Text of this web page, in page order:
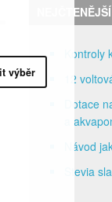
NEJČTENĚJŠÍ
12
Dotace
a
Návod
Stevia
výběr